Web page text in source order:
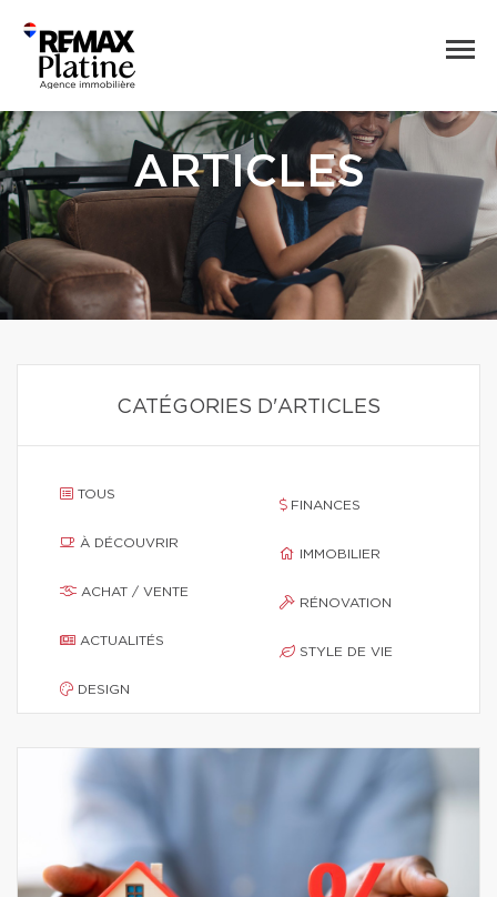
ARTICLES
CATÉGORIES D'ARTICLES
TOUS
À DÉCOUVRIR
ACHAT / VENTE
ACTUALITÉS
DESIGN
FINANCES
IMMOBILIER
RÉNOVATION
STYLE DE VIE